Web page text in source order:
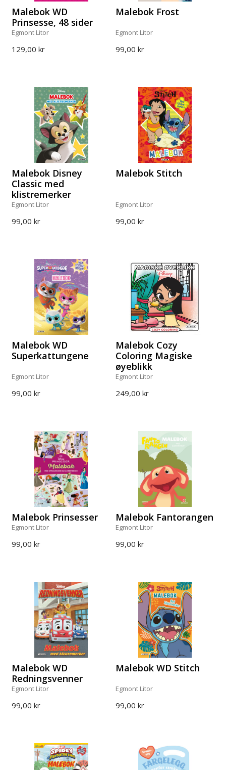
Malebok WD
Prinsesse, 48 sider
Egmont Litor
129,00 kr
Malebok Frost
Egmont Litor
99,00 kr
Malebok Disney
Classic med
klistremerker
Egmont Litor
99,00 kr
Malebok Stitch
Egmont Litor
99,00 kr
Malebok WD
Superkattungene
Egmont Litor
99,00 kr
Malebok Cozy
Coloring Magiske
øyeblikk
Egmont Litor
249,00 kr
Malebok Prinsesser
Egmont Litor
99,00 kr
Malebok Fantorangen
Egmont Litor
99,00 kr
Malebok WD
Redningsvenner
Egmont Litor
99,00 kr
Malebok WD Stitch
Egmont Litor
99,00 kr